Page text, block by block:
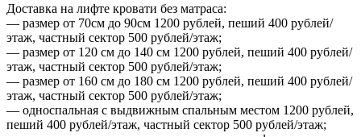
Доставка на лифте кровати без матраса:
— размер от 70см до 90см 1200 рублей, пеший 400 рублей/
этаж, частный сектор 500 рублей/этаж;
— размер от 120 см до 140 см 1200 рублей, пеший 400 рублей/
этаж, частный сектор 500 рублей/этаж;
— размер от 160 см до 180 см 1200 рублей, пеший 400 рублей/
этаж, частный сектор 500 рублей/этаж;
— односпальная с выдвижным спальным местом 1200 рублей,
пеший 400 рублей/этаж, частный сектор 500 рублей/этаж;